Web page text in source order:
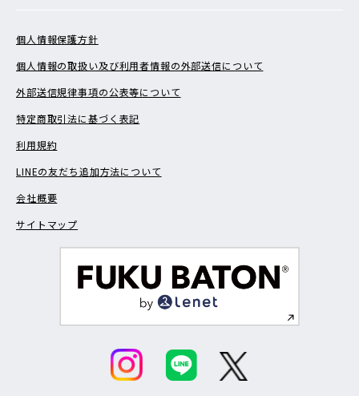
個人情報保護方針
個人情報の取扱い及び利用者情報の外部送信について
外部送信規律事項の公表等について
特定商取引法に基づく表記
利用規約
LINEの友だち追加方法について
会社概要
サイトマップ